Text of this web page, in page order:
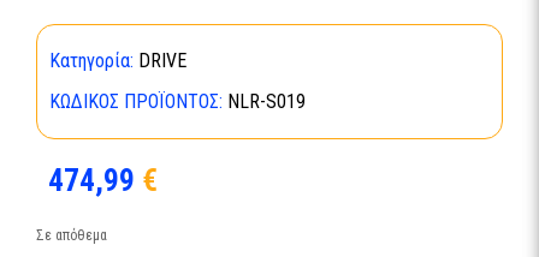
Κατηγορία: DRIVE
ΚΩΔΙΚΌΣ ΠΡΟΪΌΝΤΟΣ: ΝLR-S019
474,99 €
Σε απόθεμα